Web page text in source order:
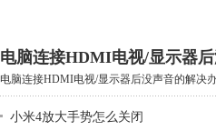
电脑连接HDMI电视/显示器
电脑连接HDMI电视/显示器后没声音的解决
小米4放大手势怎么关闭